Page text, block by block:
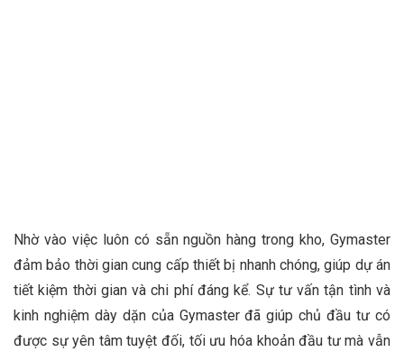
Nhờ vào việc luôn có sẵn nguồn hàng trong kho, Gymaster
đảm bảo thời gian cung cấp thiết bị nhanh chóng, giúp dự án
tiết kiệm thời gian và chi phí đáng kể. Sự tư vấn tận tình và
kinh nghiệm dày dặn của Gymaster đã giúp chủ đầu tư có
được sự yên tâm tuyệt đối, tối ưu hóa khoản đầu tư mà vẫn